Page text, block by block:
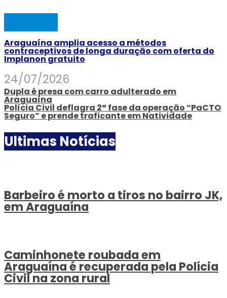
Araguaína amplia acesso a métodos
contraceptivos de longa duração com oferta do
Implanon gratuito
24/07/2026
Dupla é presa com carro adulterado em
Araguaína
Polícia Civil deflagra 2ª fase da operação “PaCTO
Seguro” e prende traficante em Natividade
Ultimas Notícias
Barbeiro é morto a tiros no bairro JK,
em Araguaína
Caminhonete roubada em
Araguaína é recuperada pela Polícia
Civil na zona rural